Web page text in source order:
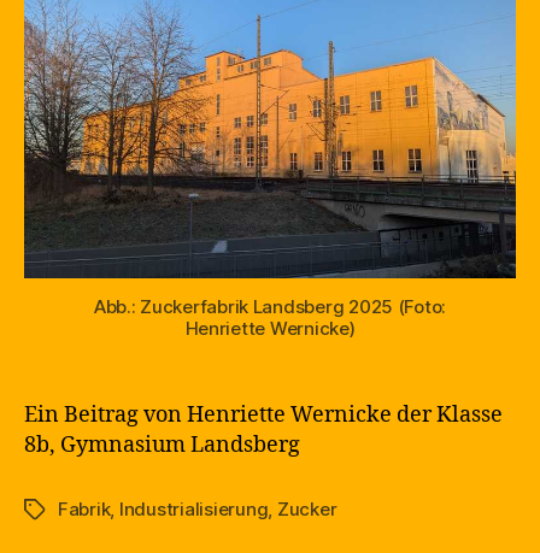
Abb.: Zuckerfabrik Landsberg 2025 (Foto:
Henriette Wernicke)
Ein Beitrag von Henriette Wernicke der Klasse
8b, Gymnasium Landsberg
Schlagwörter
Fabrik, Industrialisierung, Zucker